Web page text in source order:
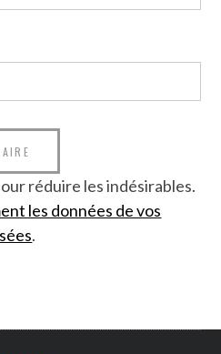
réduire les indésirables.
les données de vos
.